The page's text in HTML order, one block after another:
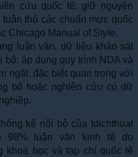
cứu quốc tế: giữ nguyên
thủ các chuẩn mực quốc
Chicago Manual of Style.
luận văn, dữ liệu khảo sát
áp dụng quy trình NDA và
ngặt, đặc biệt quan trọng với
bố hoặc nghiên cứu có dữ
kê nội bộ của Idichthuat
98% luận văn kinh tế do
khoa học và tạp chí quốc tế